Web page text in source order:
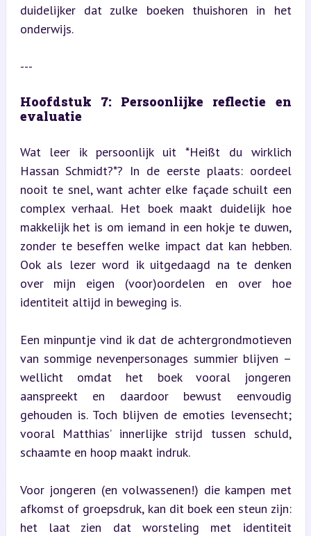
duidelijker dat zulke boeken thuishoren in het
onderwijs.
---
Hoofdstuk 7: Persoonlijke reflectie en
evaluatie
Wat leer ik persoonlijk uit *Heißt du wirklich
Hassan Schmidt?*? In de eerste plaats: oordeel
nooit te snel, want achter elke façade schuilt een
complex verhaal. Het boek maakt duidelijk hoe
makkelijk het is om iemand in een hokje te duwen,
zonder te beseffen welke impact dat kan hebben.
Ook als lezer word ik uitgedaagd na te denken
over mijn eigen (voor)oordelen en over hoe
identiteit altijd in beweging is.
Een minpuntje vind ik dat de achtergrondmotieven
van sommige nevenpersonages summier blijven –
wellicht omdat het boek vooral jongeren
aanspreekt en daardoor bewust eenvoudig
gehouden is. Toch blijven de emoties levensecht;
vooral Matthias’ innerlijke strijd tussen schuld,
schaamte en hoop maakt indruk.
Voor jongeren (en volwassenen!) die kampen met
afkomst of groepsdruk, kan dit boek een steun zijn:
het laat zien dat worsteling met identiteit